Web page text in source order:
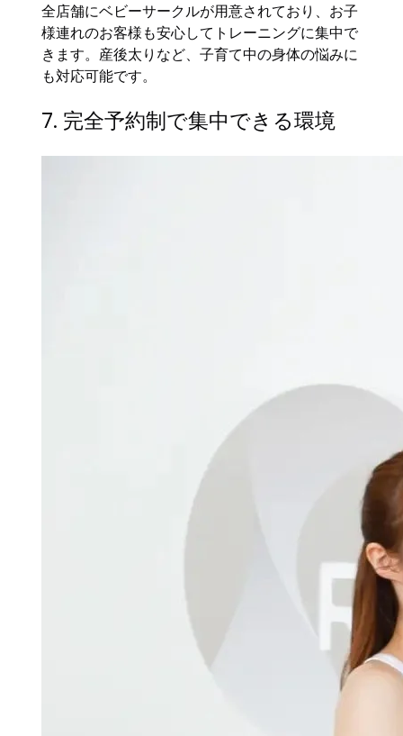
全店舗にベビーサークルが用意されており、お子
様連れのお客様も安心してトレーニングに集中で
きます。産後太りなど、子育て中の身体の悩みに
も対応可能です。
7. 完全予約制で集中できる環境